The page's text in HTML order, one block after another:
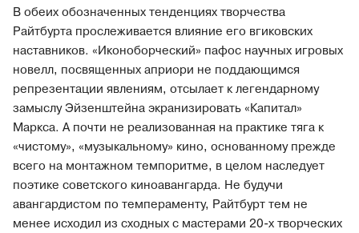
В обеих обозначенных тенденциях творчества
Райтбурта прослеживается влияние его вгиковских
наставников. «Иконоборческий» пафос научных игровых
новелл, посвященных априори не поддающимся
репрезентации явлениям, отсылает к легендарному
замыслу Эйзенштейна экранизировать «Капитал»
Маркса. А почти не реализованная на практике тяга к
«чистому», «музыкальному» кино, основанному прежде
всего на монтажном темпоритме, в целом наследует
поэтике советского киноавангарда. Не будучи
авангардистом по темпераменту, Райтбурт тем не
менее исходил из сходных с мастерами 20-х творческих